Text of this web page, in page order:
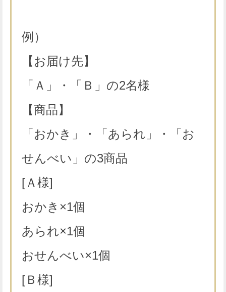
例）
【お届け先】
「Ａ」・「Ｂ」の2名様
【商品】
「おかき」・「あられ」・「お
せんべい」の3商品
[Ａ様]
おかき×1個
あられ×1個
おせんべい×1個
[Ｂ様]